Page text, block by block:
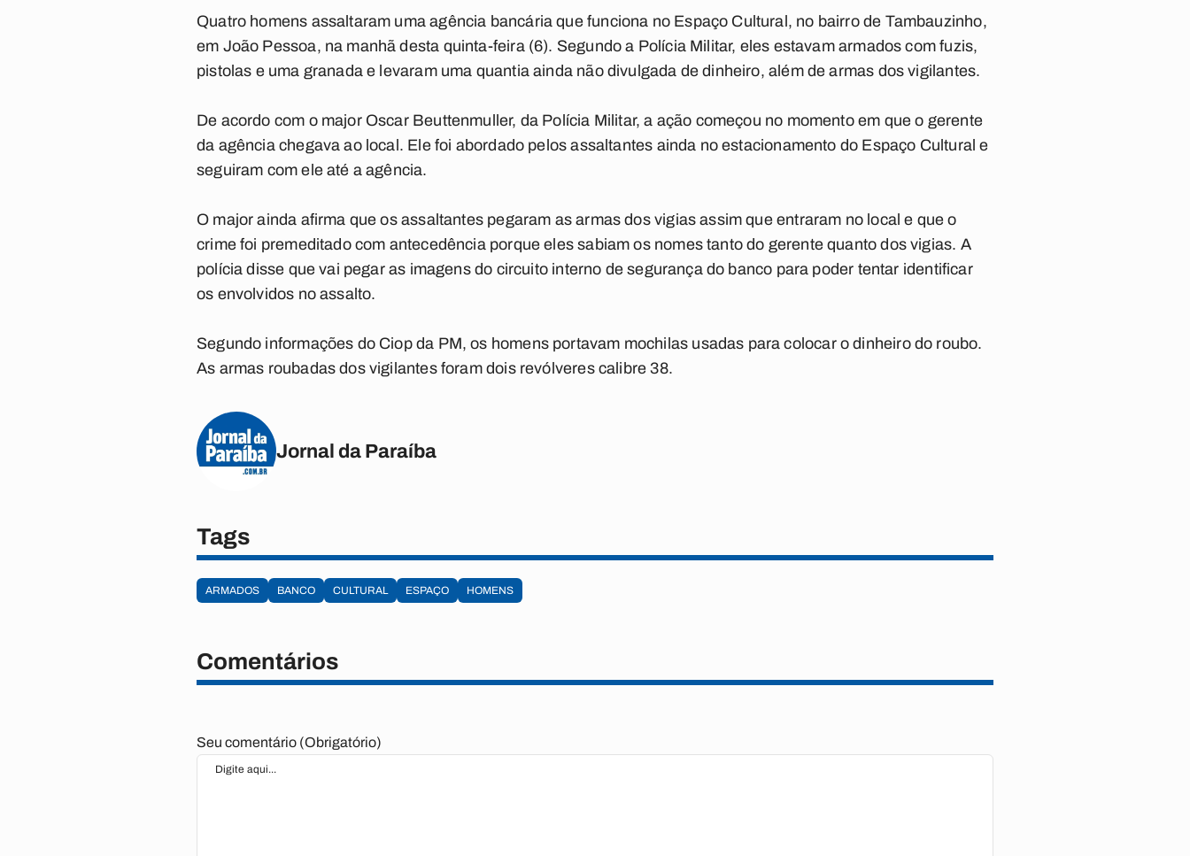
Quatro homens assaltaram uma agência bancária que funciona no Espaço Cultural, no bairro de Tambauzinho,
em João Pessoa, na manhã desta quinta-feira (6). Segundo a Polícia Militar, eles estavam armados com fuzis,
pistolas e uma granada e levaram uma quantia ainda não divulgada de dinheiro, além de armas dos vigilantes.
De acordo com o major Oscar Beuttenmuller, da Polícia Militar, a ação começou no momento em que o gerente
da agência chegava ao local. Ele foi abordado pelos assaltantes ainda no estacionamento do Espaço Cultural e
seguiram com ele até a agência.
O major ainda afirma que os assaltantes pegaram as armas dos vigias assim que entraram no local e que o
crime foi premeditado com antecedência porque eles sabiam os nomes tanto do gerente quanto dos vigias. A
polícia disse que vai pegar as imagens do circuito interno de segurança do banco para poder tentar identificar
os envolvidos no assalto.
Segundo informações do Ciop da PM, os homens portavam mochilas usadas para colocar o dinheiro do roubo.
As armas roubadas dos vigilantes foram dois revólveres calibre 38.
Jornal da Paraíba
Tags
ARMADOS BANCO CULTURAL ESPAÇO HOMENS
Comentários
Seu comentário (Obrigatório)